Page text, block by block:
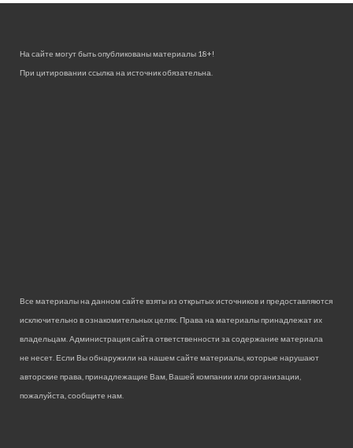
На сайте могут быть опубликованы материалы 18+!
При цитировании ссылка на источник обязательна.
Все материалы на данном сайте взяты из открытых источников и предоставляются
исключительно в ознакомительных целях. Права на материалы принадлежат их
владельцам. Администрация сайта ответственности за содержание материала
не несет. Если Вы обнаружили на нашем сайте материалы, которые нарушают
авторские права, принадлежащие Вам, Вашей компании или организации,
пожалуйста, сообщите нам.